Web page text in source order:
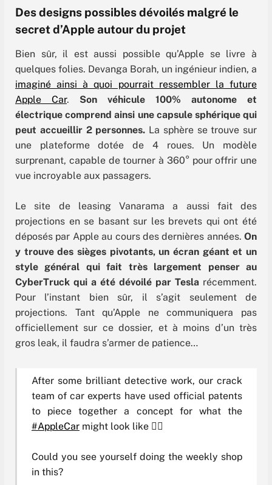
Des designs possibles dévoilés malgré le
secret d’Apple autour du projet
Bien sûr, il est aussi possible qu’Apple se livre à
quelques folies. Devanga Borah, un ingénieur indien, a
imaginé ainsi à quoi pourrait ressembler la future
Apple Car. Son véhicule 100% autonome et
électrique comprend ainsi une capsule sphérique qui
peut accueillir 2 personnes. La sphère se trouve sur
une plateforme dotée de 4 roues. Un modèle
surprenant, capable de tourner à 360° pour offrir une
vue incroyable aux passagers.
Le site de leasing Vanarama a aussi fait des
projections en se basant sur les brevets qui ont été
déposés par Apple au cours des dernières années. On
y trouve des sièges pivotants, un écran géant et un
style général qui fait très largement penser au
CyberTruck qui a été dévoilé par Tesla récemment.
Pour l’instant bien sûr, il s’agit seulement de
projections. Tant qu’Apple ne communiquera pas
officiellement sur ce dossier, et à moins d’un très
gros leak, il faudra s’armer de patience…
After some brilliant detective work, our crack
team of car experts have used official patents
to piece together a concept for what the
#AppleCarmight look like 🕵️‍♂️
Could you see yourself doing the weekly shop
in this?